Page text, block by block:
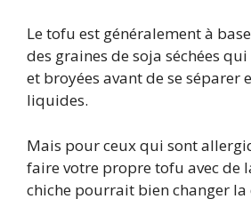
Le tofu est généralement à
des graines de soja séchées
et broyées avant de se séparer
liquides.
Mais pour ceux qui sont
faire votre propre tofu avec de
chiche pourrait bien changer la